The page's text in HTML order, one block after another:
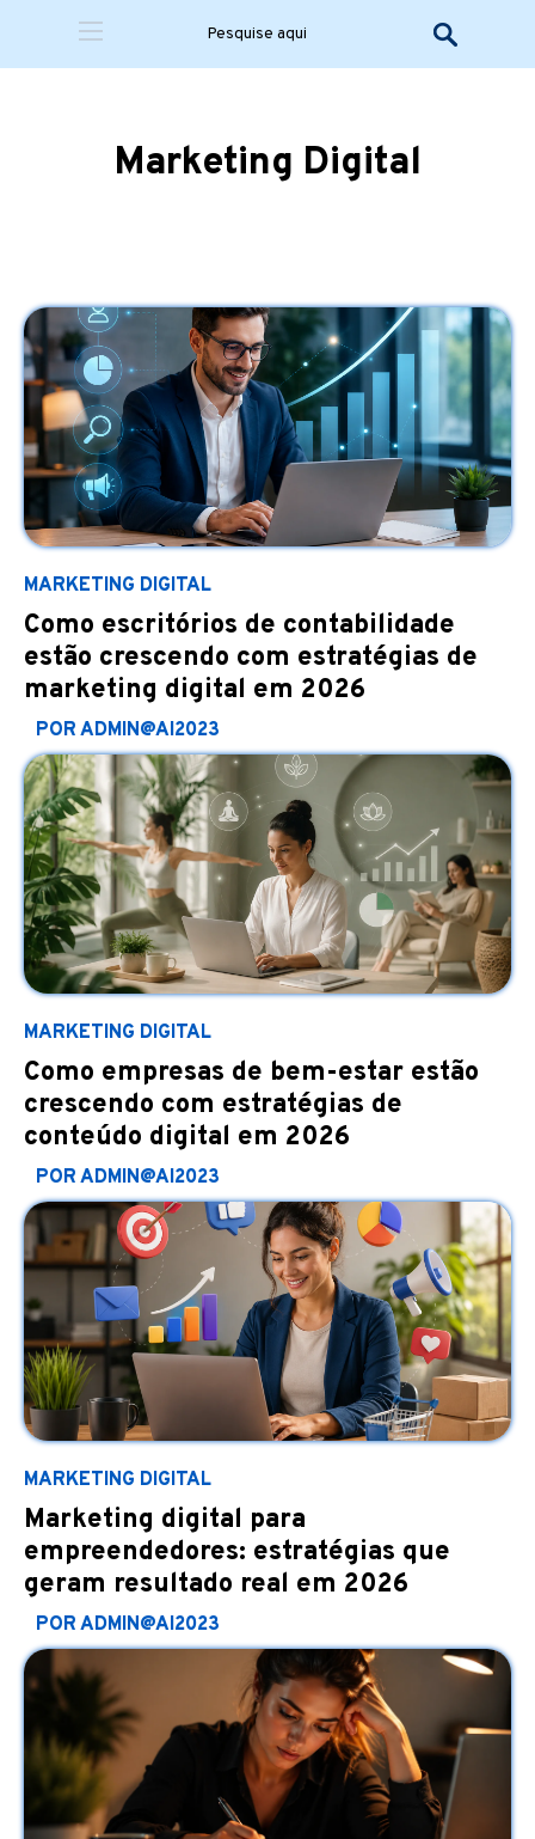
Marketing Digital
MARKETING DIGITAL
Como escritórios de contabilidade
estão crescendo com estratégias de
marketing digital em 2026
POR ADMIN@AI2023
MARKETING DIGITAL
Como empresas de bem-estar estão
crescendo com estratégias de
conteúdo digital em 2026
POR ADMIN@AI2023
MARKETING DIGITAL
Marketing digital para
empreendedores: estratégias que
geram resultado real em 2026
POR ADMIN@AI2023